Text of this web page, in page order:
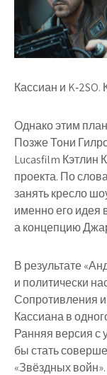
Кассиан и
Однако этим
Позже Тони
Lucasfilm Кэтлин
проекта. По
занять кресло
именно его идея
а концепцию
В результате
и политически
Сопротивления
Кассиана в
Ранняя версия с
бы стать
«Звёздных войн».